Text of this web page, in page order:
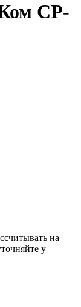
СР-
на
у